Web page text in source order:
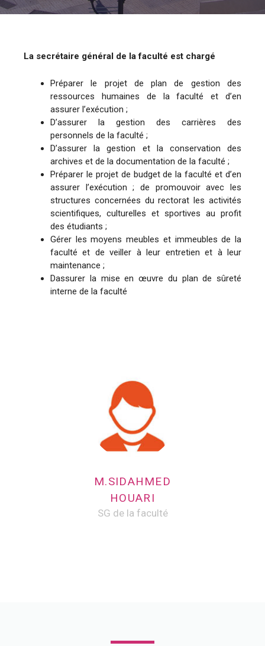
La secrétaire général de la faculté est chargé
Préparer le projet de plan de gestion des
ressources humaines de la faculté et d’en
assurer l’exécution ;
D’assurer la gestion des carrières des
personnels de la faculté ;
D’assurer la gestion et la conservation des
archives et de la documentation de la faculté ;
Préparer le projet de budget de la faculté et d’en
assurer l’exécution ; de promouvoir avec les
structures concernées du rectorat les activités
scientifiques, culturelles et sportives au profit
des étudiants ;
Gérer les moyens meubles et immeubles de la
faculté et de veiller à leur entretien et à leur
maintenance ;
Dassurer la mise en œuvre du plan de sûreté
interne de la faculté
M.SIDAHMED
HOUARI
SG de la faculté